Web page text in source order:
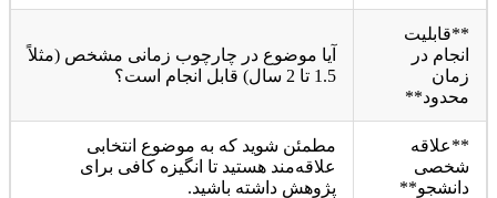
**قابلیت
انجام در
زمان
محدود**
آیا موضوع در چارچوب زمانی مشخص (مثلاً
1.5 تا 2 سال) قابل انجام است؟
**علاقه
شخصی
دانشجو**
مطمئن شوید که به موضوع انتخابی
علاقه‌مند هستید تا انگیزه کافی برای
پژوهش داشته باشید.